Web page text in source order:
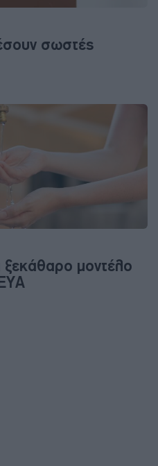
σωστές
ξεκάθαρο μοντέλο